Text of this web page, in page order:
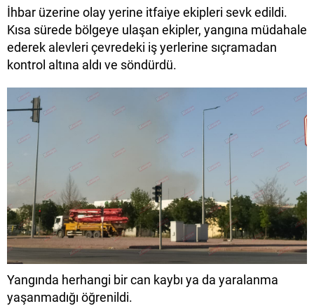
İhbar üzerine olay yerine itfaiye ekipleri sevk edildi.
Kısa sürede bölgeye ulaşan ekipler, yangına müdahale
ederek alevleri çevredeki iş yerlerine sıçramadan
kontrol altına aldı ve söndürdü.
Yangında herhangi bir can kaybı ya da yaralanma
yaşanmadığı öğrenildi.